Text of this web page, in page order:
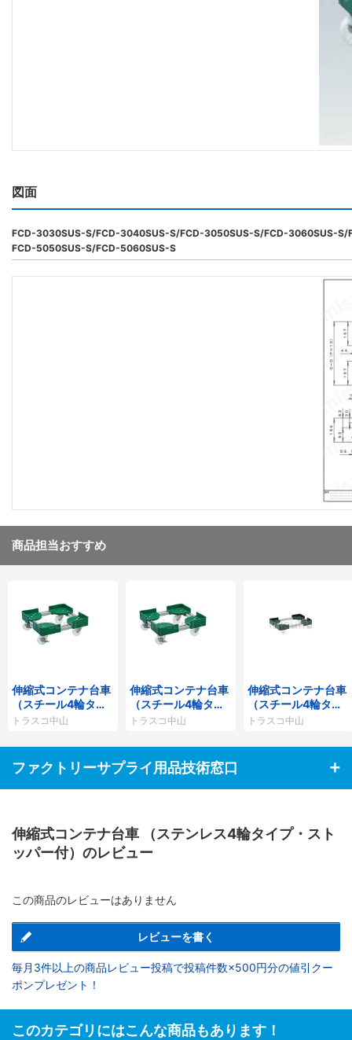
図面
FCD-3030SUS-S/FCD-3040SUS-S/FCD-3050SUS-S/FCD-3060SUS-
FCD-5050SUS-S/FCD-5060SUS-S
商品担当おすすめ
伸縮式コンテナ台車
（スチール4輪タイ
プ・ストッパー付）
トラスコ中山
伸縮式コンテナ台車
（スチール4輪タイ
プ・エアーキャスタ
トラスコ中山
伸縮式コンテナ台車
（スチール4輪タイ
プ）
トラスコ中山
ファクトリーサプライ用品技術窓口
伸縮式コンテナ台車 （ステンレス4輪タイプ・スト
ッパー付）のレビュー
この商品のレビューはありません
レビューを書く
毎月3件以上の商品レビュー投稿で投稿件数×500円分の値引クー
ポンプレゼント！
このカテゴリにはこんな商品もあります！